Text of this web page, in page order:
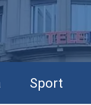
Sport